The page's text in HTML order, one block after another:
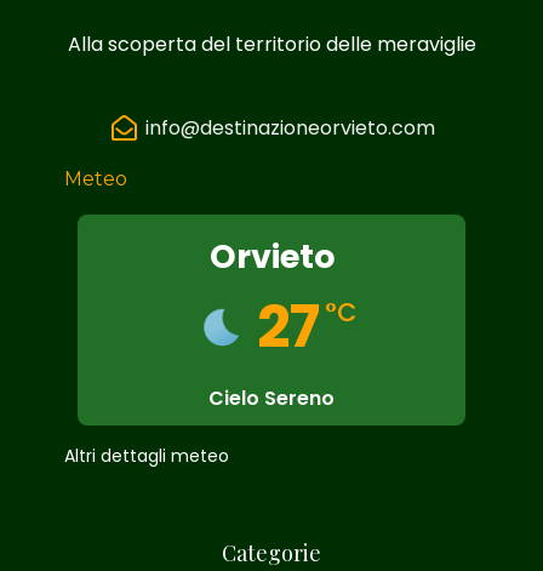
Alla scoperta del territorio delle meraviglie
info@destinazioneorvieto.com
Meteo
Orvieto
27 °C
Cielo Sereno
Altri dettagli meteo
Categorie